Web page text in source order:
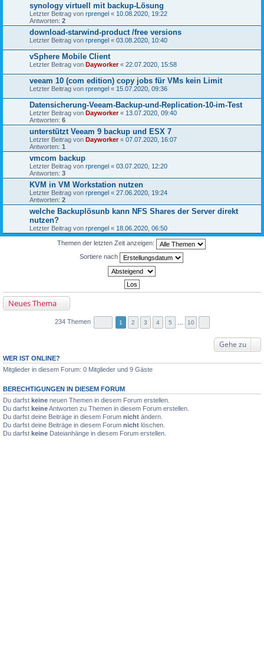
synology virtuell mit backup-Lösung
Letzter Beitrag von rprengel « 10.08.2020, 19:22
Antworten: 2
download-starwind-product /free versions
Letzter Beitrag von rprengel « 03.08.2020, 10:40
vSphere Mobile Client
Letzter Beitrag von Dayworker« 22.07.2020, 15:58
veeam 10 (com edition) copy jobs für VMs kein Limit
Letzter Beitrag von rprengel « 15.07.2020, 09:36
Datensicherung-Veeam-Backup-und-Replication-10-im-Test
Letzter Beitrag von Dayworker« 13.07.2020, 09:40
Antworten: 6
unterstützt Veeam 9 backup und ESX 7
Letzter Beitrag von Dayworker« 07.07.2020, 16:07
Antworten: 1
vmcom backup
Letzter Beitrag von rprengel « 03.07.2020, 12:20
Antworten: 3
KVM in VM Workstation nutzen
Letzter Beitrag von rprengel « 27.06.2020, 19:24
Antworten: 2
welche Backuplösunb kann NFS Shares der Server direkt
nutzen?
Letzter Beitrag von rprengel « 18.06.2020, 06:50
Themen der letzten Zeit anzeigen:
Sortiere nach
Neues Thema
234 Themen 1 2 3 4 5 10
Gehe zu
WER IST ONLINE?
Mitglieder in diesem Forum: 0 Mitglieder und 9 Gäste
BERECHTIGUNGEN IN DIESEM FORUM
Du darfst keine neuen Themen in diesem Forum erstellen.
Du darfst keineAntworten zu Themen in diesem Forum erstellen.
Du darfst deine Beiträge in diesem Forum nicht ändern.
Du darfst deine Beiträge in diesem Forum nicht löschen.
Du darfst keine Dateianhänge in diesem Forum erstellen.